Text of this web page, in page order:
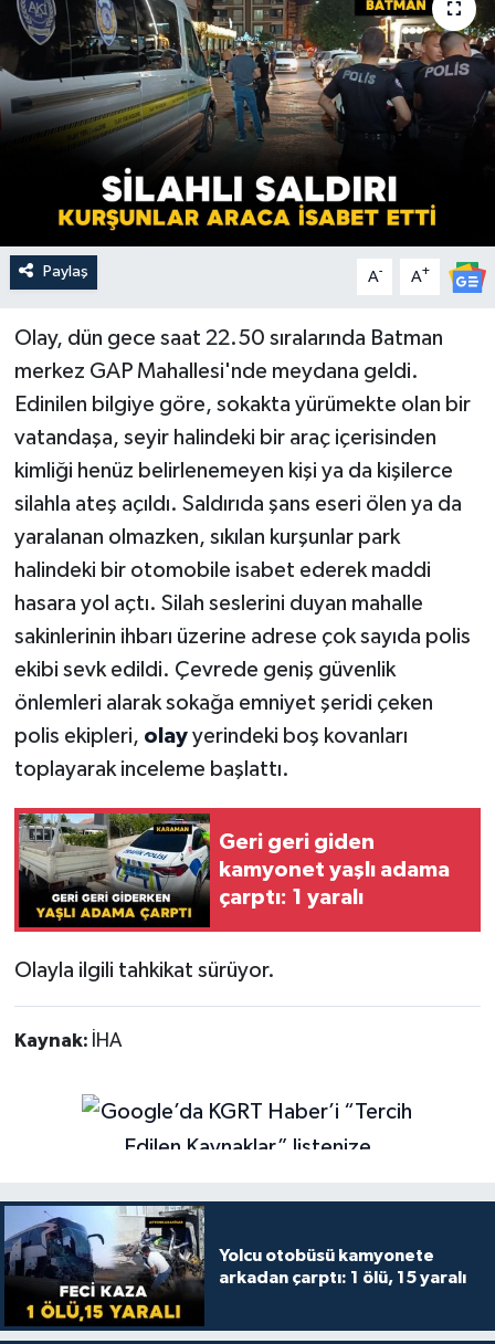
Paylaş A- A+
Olay, dün gece saat 22.50 sıralarında Batman
merkez GAP Mahallesi'nde meydana geldi.
Edinilen bilgiye göre, sokakta yürümekte olan bir
vatandaşa, seyir halindeki bir araç içerisinden
kimliği henüz belirlenemeyen kişi ya da kişilerce
silahla ateş açıldı. Saldırıda şans eseri ölen ya da
yaralanan olmazken, sıkılan kurşunlar park
halindeki bir otomobile isabet ederek maddi
hasara yol açtı. Silah seslerini duyan mahalle
sakinlerinin ihbarı üzerine adrese çok sayıda polis
ekibi sevk edildi. Çevrede geniş güvenlik
önlemleri alarak sokağa emniyet şeridi çeken
polis ekipleri, olay yerindeki boş kovanları
toplayarak inceleme başlattı.
Geri geri giden
kamyonet yaşlı adama
çarptı: 1 yaralı
Olayla ilgili tahkikat sürüyor.
Kaynak: İHA
Yolcu otobüsü kamyonete
arkadan çarptı: 1 ölü, 15 yaralı